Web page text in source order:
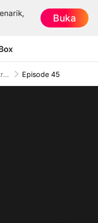
Buka
Mantan Istriku Jadi CEO Episode 45